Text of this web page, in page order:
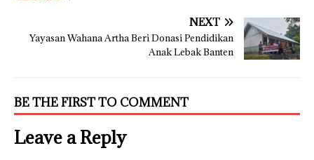
NEXT
Yayasan Wahana Artha Beri Donasi Pendidikan
Anak Lebak Banten
BE THE FIRST TO COMMENT
Leave a Reply